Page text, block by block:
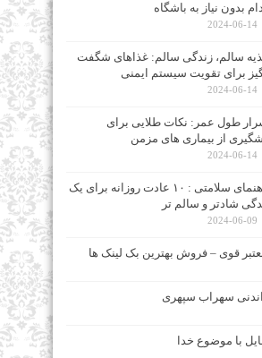
بدون نیاز به باشگاه
2024-06-14
سالم، زندگی سالم: غذاهای شگفت‌
برای تقویت سیستم ایمنی
2024-06-14
طول عمر: نکات طلایی برای
از بیماری‌ های مزمن
2024-06-14
راهنمای سلامتی : ۱۰ عادت روزانه برای یک
شادتر و سالم‌ تر
2024-06-09
قوی – فروش بهترین بک لینک ها
سهراب سپهری
با موضوع خدا